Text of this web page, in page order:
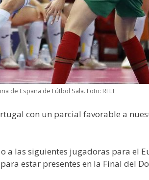
de España de Fútbol Sala. Foto: RFEF
con un parcial favorable a
a las siguientes jugadoras para el
estar presentes en la Final del